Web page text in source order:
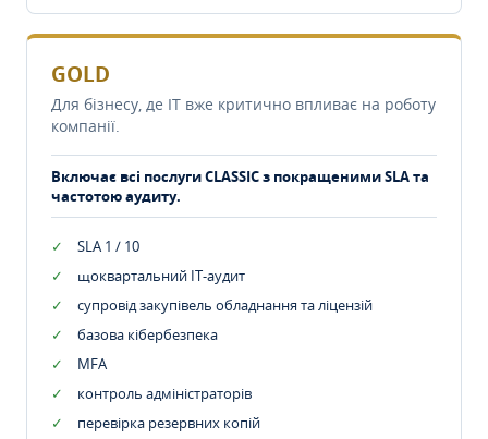
GOLD
Для бізнесу, де IT вже критично впливає на роботу
компанії.
Включає всі послуги CLASSIC з покращеними SLA та
частотою аудиту.
SLA 1 / 10
щоквартальний IT-аудит
супровід закупівель обладнання та ліцензій
базова кібербезпека
MFA
контроль адміністраторів
перевірка резервних копій